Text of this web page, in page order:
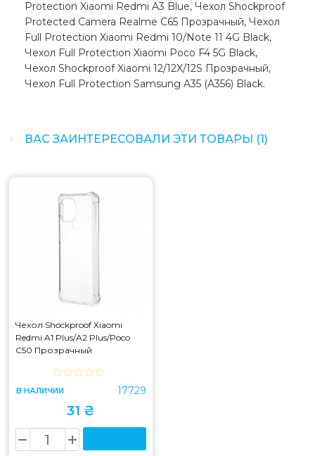
Protection Xiaomi Redmi A3 Blue, Чехол Shockproof
Protected Camera Realme C65 Прозрачный, Чехол
Full Protection Xiaomi Redmi 10/Note 11 4G Black,
Чехол Full Protection Xiaomi Poco F4 5G Black,
Чехол Shockproof Xiaomi 12/12X/12S Прозрачный,
Чехол Full Protection Samsung A35 (A356) Black.
ВАС ЗАИНТЕРЕСОВАЛИ ЭТИ ТОВАРЫ (1)
Чехол Shockproof Xiaomi
Redmi A1 Plus/A2 Plus/Poco
C50 Прозрачный
В НАЛИЧИИ 17729
31 ₴